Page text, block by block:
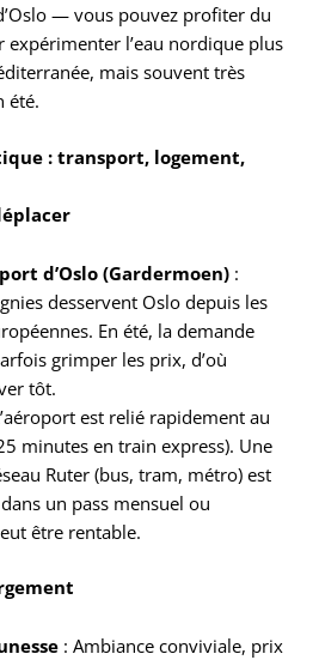
— vous pouvez profiter du
expérimenter l’eau nordique plus
mais souvent très
été.
: transport, logement,
d’Oslo (Gardermoen) :
desservent Oslo depuis les
En été, la demande
grimper les prix, d’où
tôt.
est relié rapidement au
minutes en train express). Une
Ruter (bus, tram, métro) est
un pass mensuel ou
être rentable.
: Ambiance conviviale, prix